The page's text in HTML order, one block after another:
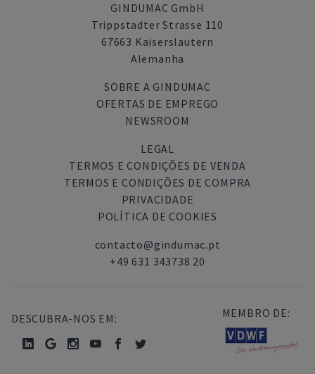
GINDUMAC GmbH
Trippstadter Strasse 110
67663 Kaiserslautern
Alemanha
SOBRE A GINDUMAC
OFERTAS DE EMPREGO
NEWSROOM
LEGAL
TERMOS E CONDIÇÕES DE VENDA
TERMOS E CONDIÇÕES DE COMPRA
PRIVACIDADE
POLÍTICA DE COOKIES
contacto@gindumac.pt
+49 631 343738 20
DESCUBRA-NOS EM: MEMBRO DE: